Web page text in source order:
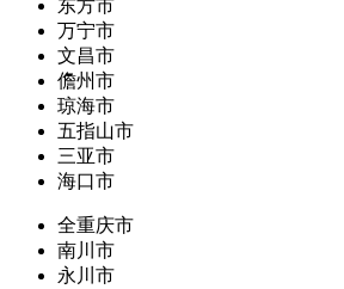
东方市
万宁市
文昌市
儋州市
琼海市
五指山市
三亚市
海口市
全重庆市
南川市
永川市